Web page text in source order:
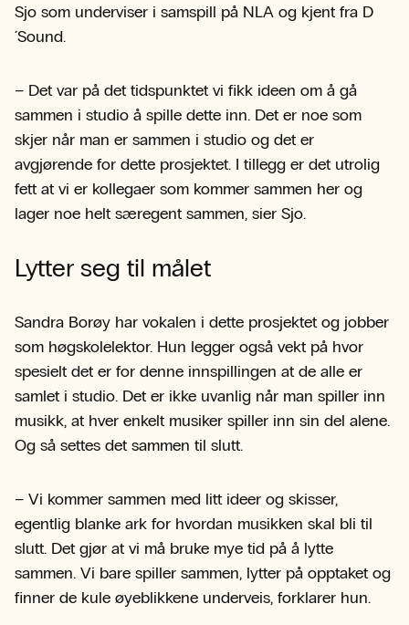
Sjo som underviser i samspill på NLA og kjent fra D
´Sound.
– Det var på det tidspunktet vi fikk ideen om å gå
sammen i studio å spille dette inn. Det er noe som
skjer når man er sammen i studio og det er
avgjørende for dette prosjektet. I tillegg er det utrolig
fett at vi er kollegaer som kommer sammen her og
lager noe helt særegent sammen, sier Sjo.
Lytter seg til målet
Sandra Borøy har vokalen i dette prosjektet og jobber
som høgskolelektor. Hun legger også vekt på hvor
spesielt det er for denne innspillingen at de alle er
samlet i studio. Det er ikke uvanlig når man spiller inn
musikk, at hver enkelt musiker spiller inn sin del alene.
Og så settes det sammen til slutt.
– Vi kommer sammen med litt ideer og skisser,
egentlig blanke ark for hvordan musikken skal bli til
slutt. Det gjør at vi må bruke mye tid på å lytte
sammen. Vi bare spiller sammen, lytter på opptaket og
finner de kule øyeblikkene underveis, forklarer hun.